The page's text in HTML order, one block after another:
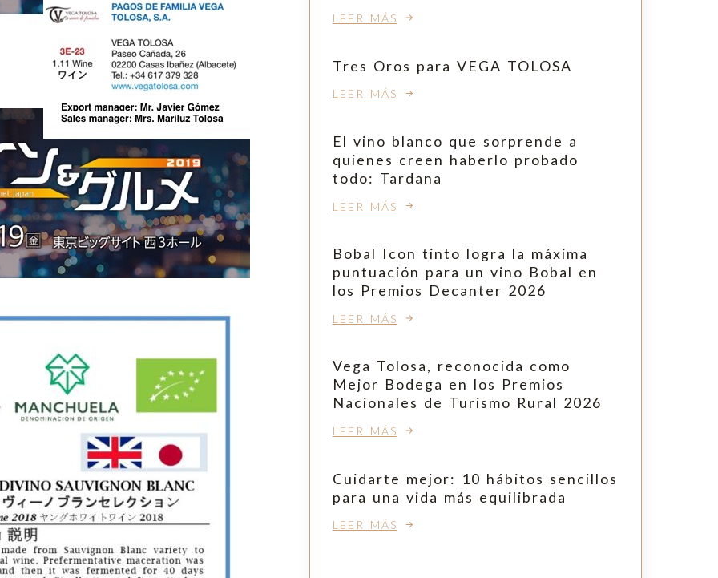
LEER MÁS
Tres Oros para VEGA TOLOSA
LEER MÁS
El vino blanco que sorprende a
quienes creen haberlo probado
todo: Tardana
LEER MÁS
Bobal Icon tinto logra la máxima
puntuación para un vino Bobal en
los Premios Decanter 2026
LEER MÁS
Vega Tolosa, reconocida como
Mejor Bodega en los Premios
Nacionales de Turismo Rural 2026
LEER MÁS
Cuidarte mejor: 10 hábitos sencillos
para una vida más equilibrada
LEER MÁS